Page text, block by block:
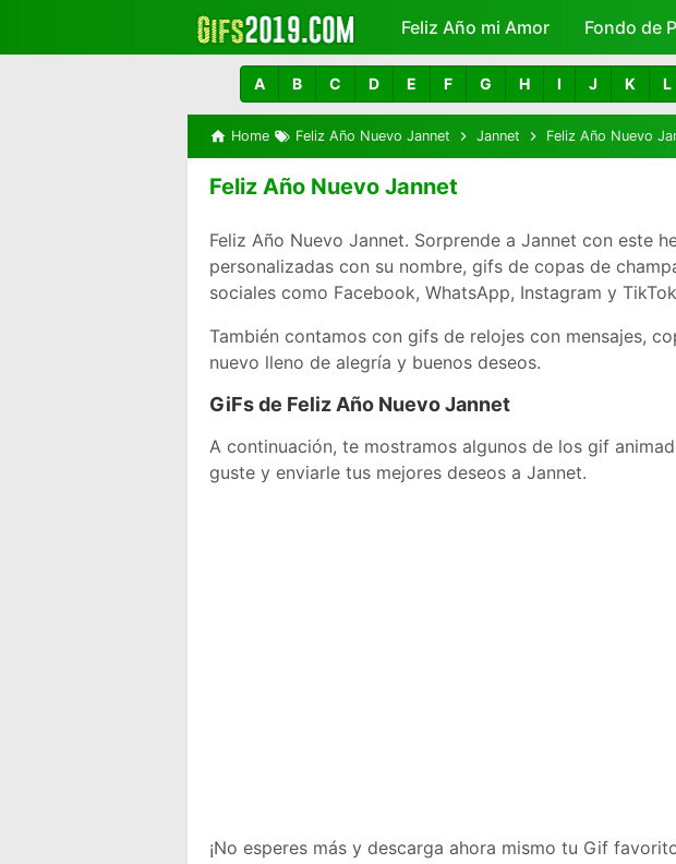
Feliz Año mi Amor Fondo de
Más
A B C D E F G H I J K L
Home Feliz Año Nuevo Jannet Jannet Feliz Año Nuevo
Feliz Año Nuevo Jannet
Feliz Año Nuevo Jannet. Sorprende a Jannet con este
personalizadas con su nombre, gifs de copas de
sociales como Facebook, WhatsApp, Instagram y
También contamos con gifs de relojes con mensajes,
nuevo lleno de alegría y buenos deseos.
GiFs de Feliz Año Nuevo Jannet
A continuación, te mostramos algunos de los gif
guste y enviarle tus mejores deseos a Jannet.
¡No esperes más y descarga ahora mismo tu Gif